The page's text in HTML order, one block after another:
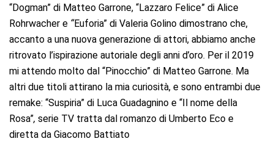
“Dogman” di Matteo Garrone, “Lazzaro Felice” di Alice
Rohrwacher e “Euforia” di Valeria Golino dimostrano che,
accanto a una nuova generazione di attori, abbiamo anche
ritrovato l’ispirazione autoriale degli anni d’oro. Per il 2019
mi attendo molto dal “Pinocchio” di Matteo Garrone. Ma
altri due titoli attirano la mia curiosità, e sono entrambi due
remake: “Suspiria” di Luca Guadagnino e “Il nome della
Rosa”, serie TV tratta dal romanzo di Umberto Eco e
diretta da Giacomo Battiato